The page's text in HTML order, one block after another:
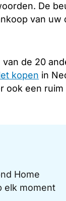
De
van uw
van de 20
kopen in
ook een ruim
Home
elk moment